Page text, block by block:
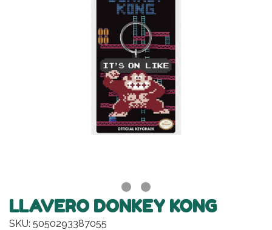
LLAVERO DONKEY KONG
SKU: 5050293387055